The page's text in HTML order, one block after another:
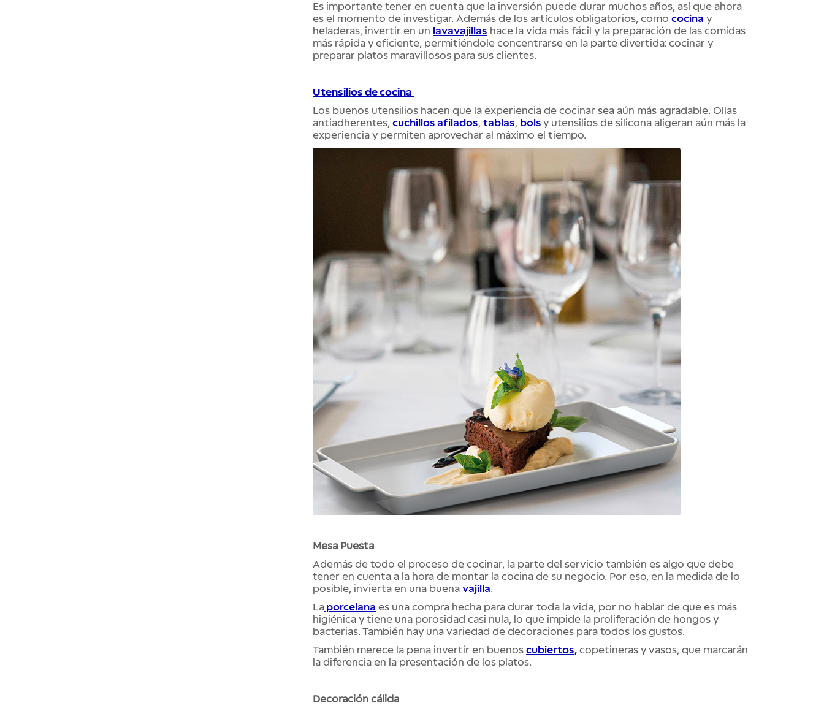
Es importante tener en cuenta que la inversión puede durar muchos años, así que ahora
es el momento de investigar. Además de los artículos obligatorios, como cocina y
heladeras, invertir en un lavavajillas hace la vida más fácil y la preparación de las comidas
más rápida y eficiente, permitiéndole concentrarse en la parte divertida: cocinar y
preparar platos maravillosos para sus clientes.
Utensilios de cocina
Los buenos utensilios hacen que la experiencia de cocinar sea aún más agradable. Ollas
antiadherentes, cuchillos afilados, tablas, bols y utensilios de silicona aligeran aún más la
experiencia y permiten aprovechar al máximo el tiempo.
Mesa Puesta
Además de todo el proceso de cocinar, la parte del servicio también es algo que debe
tener en cuenta a la hora de montar la cocina de su negocio. Por eso, en la medida de lo
posible, invierta en una buena vajilla.
La porcelana es una compra hecha para durar toda la vida, por no hablar de que es más
higiénica y tiene una porosidad casi nula, lo que impide la proliferación de hongos y
bacterias. También hay una variedad de decoraciones para todos los gustos.
También merece la pena invertir en buenos cubiertos, copetineras y vasos, que marcarán
la diferencia en la presentación de los platos.
Decoración cálida